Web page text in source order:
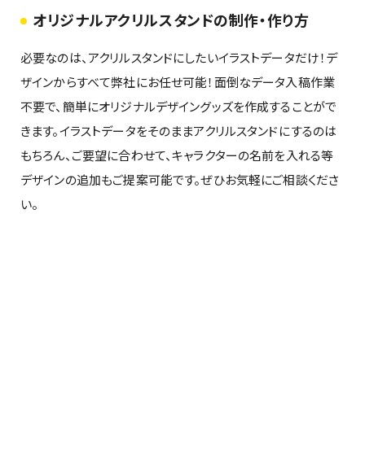
オリジナルアクリルスタンドの制作・作り方
必要なのは、アクリルスタンドにしたいイラストデータだけ！デ
ザインからすべて弊社にお任せ可能！面倒なデータ入稿作業
不要で、簡単にオリジナルデザイングッズを作成することがで
きます。イラストデータをそのままアクリルスタンドにするのは
もちろん、ご要望に合わせて、キャラクターの名前を入れる等
デザインの追加もご提案可能です。ぜひお気軽にご相談くださ
い。